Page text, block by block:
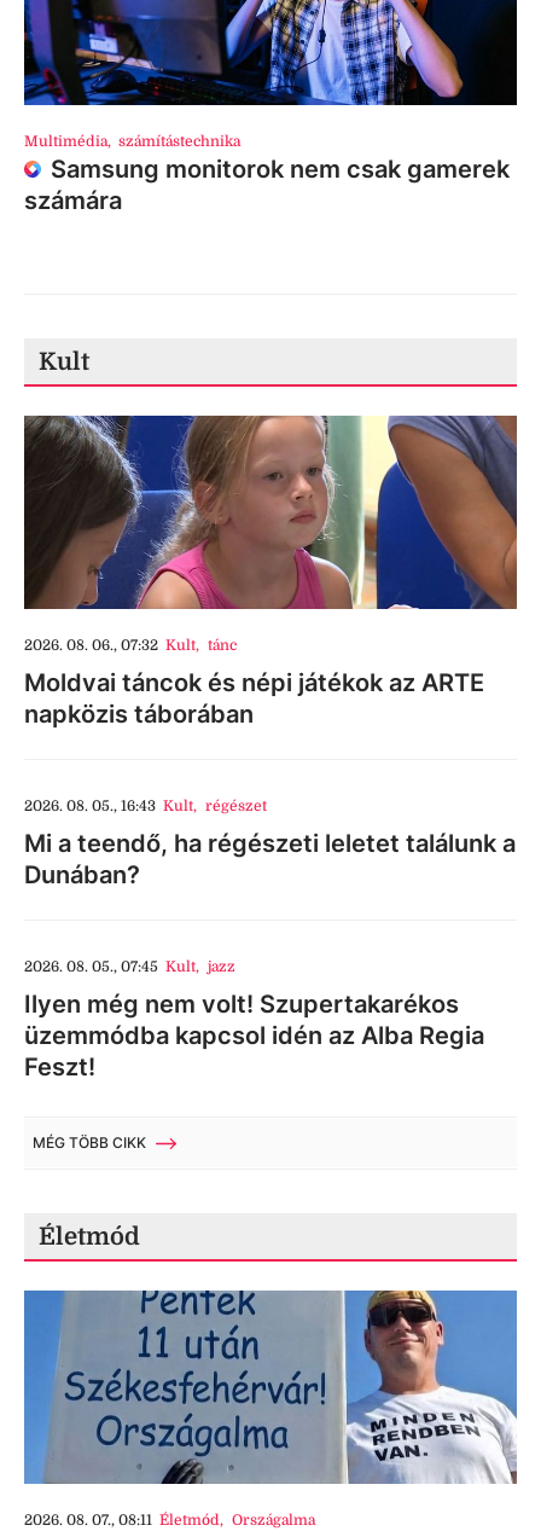
Multimédia, számítástechnika
Samsung monitorok nem csak gamerek
számára
Kult
2026. 08. 06., 07:32 Kult, tánc
Moldvai táncok és népi játékok az ARTE
napközis táborában
2026. 08. 05., 16:43 Kult, régészet
Mi a teendő, ha régészeti leletet találunk a
Dunában?
2026. 08. 05., 07:45 Kult, jazz
Ilyen még nem volt! Szupertakarékos
üzemmódba kapcsol idén az Alba Regia
Feszt!
MÉG TÖBB CIKK
Életmód
2026. 08. 07., 08:11 Életmód, Országalma